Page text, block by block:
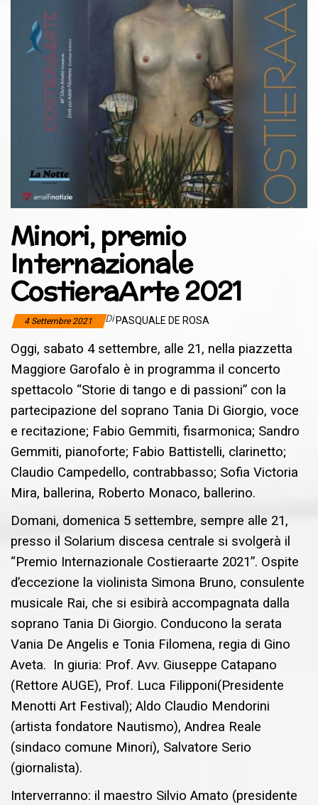
Minori, premio
Internazionale
CostieraArte 2021
4 Settembre 2021 Di PASQUALE DE ROSA
Oggi, sabato 4 settembre, alle 21, nella piazzetta
Maggiore Garofalo è in programma il concerto
spettacolo “Storie di tango e di passioni” con la
partecipazione del soprano Tania Di Giorgio, voce
e recitazione; Fabio Gemmiti, fisarmonica; Sandro
Gemmiti, pianoforte; Fabio Battistelli, clarinetto;
Claudio Campedello, contrabbasso; Sofia Victoria
Mira, ballerina, Roberto Monaco, ballerino.
Domani, domenica 5 settembre, sempre alle 21,
presso il Solarium discesa centrale si svolgerà il
“Premio Internazionale Costieraarte 2021”. Ospite
d’eccezione la violinista Simona Bruno, consulente
musicale Rai, che si esibirà accompagnata dalla
soprano Tania Di Giorgio. Conducono la serata
Vania De Angelis e Tonia Filomena, regia di Gino
Aveta. In giuria: Prof. Avv. Giuseppe Catapano
(Rettore AUGE), Prof. Luca Filipponi(Presidente
Menotti Art Festival); Aldo Claudio Mendorini
(artista fondatore Nautismo), Andrea Reale
(sindaco comune Minori), Salvatore Serio
(giornalista).
Interverranno: il maestro Silvio Amato (presidente